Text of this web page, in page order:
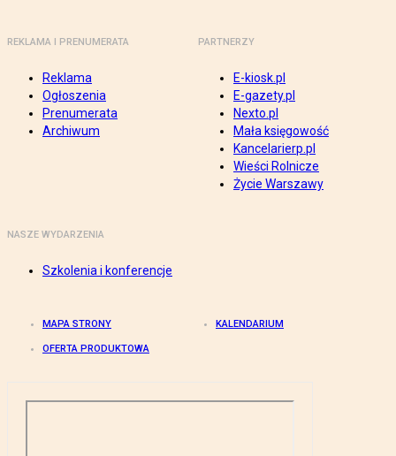
REKLAMA I PRENUMERATA
Reklama
Ogłoszenia
Prenumerata
Archiwum
PARTNERZY
E-kiosk.pl
E-gazety.pl
Nexto.pl
Mała księgowość
Kancelarierp.pl
Wieści Rolnicze
Życie Warszawy
NASZE WYDARZENIA
Szkolenia i konferencje
MAPA STRONY KALENDARIUM
OFERTA PRODUKTOWA